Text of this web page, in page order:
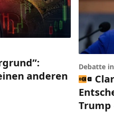
anderen
Debatte